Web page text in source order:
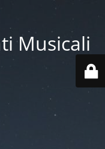
Musicali